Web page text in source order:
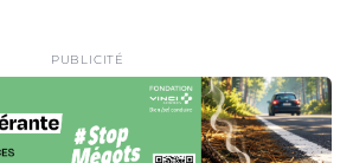
PUBLICITÉ